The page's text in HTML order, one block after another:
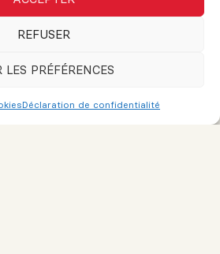
REFUSER
LES PRÉFÉRENCES
Déclaration de confidentialité
n'hésitez pas à demander!
vous aider. N'hésitez pas à remplir